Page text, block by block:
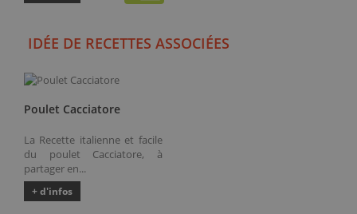
IDÉE DE RECETTES ASSOCIÉES
Poulet Cacciatore
La Recette italienne et facile
du poulet Cacciatore, à
partager en...
+ d'infos